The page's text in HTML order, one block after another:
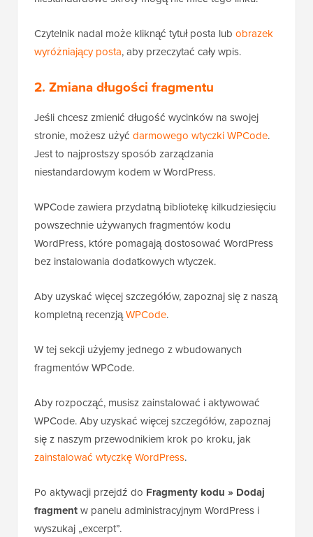
Czytelnik nadal może kliknąć tytuł posta lub obrazek
wyróżniający posta, aby przeczytać cały wpis.
2. Zmiana długości fragmentu
Jeśli chcesz zmienić długość wycinków na swojej
stronie, możesz użyć darmowego wtyczki WPCode.
Jest to najprostszy sposób zarządzania
niestandardowym kodem w WordPress.
WPCode zawiera przydatną bibliotekę kilkudziesięciu
powszechnie używanych fragmentów kodu
WordPress, które pomagają dostosować WordPress
bez instalowania dodatkowych wtyczek.
Aby uzyskać więcej szczegółów, zapoznaj się z naszą
kompletną recenzjąWPCode.
W tej sekcji użyjemy jednego z wbudowanych
fragmentów WPCode.
Aby rozpocząć, musisz zainstalować i aktywować
WPCode. Aby uzyskać więcej szczegółów, zapoznaj
się z naszym przewodnikiem krok po kroku, jak
zainstalować wtyczkę WordPress.
Po aktywacji przejdź do Fragmenty kodu » Dodaj
fragmentw panelu administracyjnym WordPress i
wyszukaj „excerpt”.